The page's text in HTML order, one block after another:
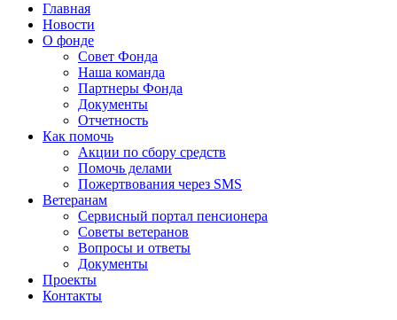
Главная
Новости
О фонде
Совет Фонда
Наша команда
Партнеры Фонда
Документы
Отчетность
Как помочь
Акции по сбору средств
Помочь делами
Пожертвования через SMS
Ветеранам
Сервисный портал пенсионера
Советы ветеранов
Вопросы и ответы
Документы
Проекты
Контакты